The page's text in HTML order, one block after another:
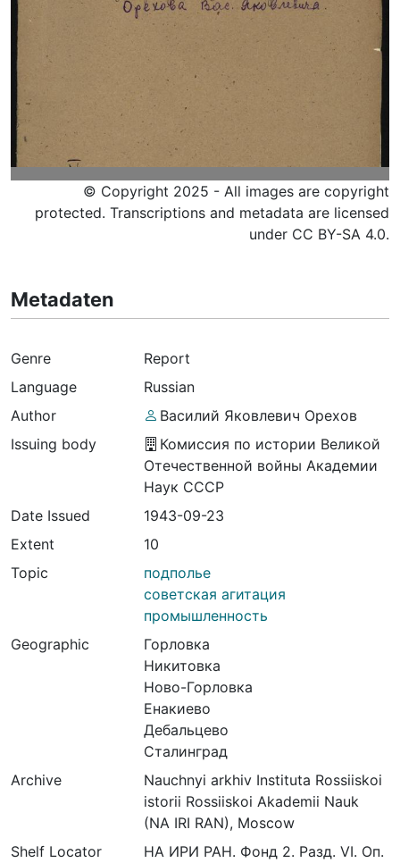
© Copyright 2025 - All images are copyright
protected. Transcriptions and metadata are licensed
under CC BY-SA 4.0.
Metadaten
Genre
Report
Language
Russian
Author
Василий Яковлевич Орехов
Issuing body
Комиссия по истории Великой
Отечественной войны Академии
Наук СССР
Date Issued
1943-09-23
Extent
10
Topic
подполье
советская агитация
промышленность
Geographic
Горловка
Никитовка
Ново-Горловка
Енакиево
Дебальцево
Сталинград
Archive
Nauchnyi arkhiv Instituta Rossiiskoi
istorii Rossiiskoi Akademii Nauk
(NA IRI RAN), Moscow
Shelf Locator
НА ИРИ РАН. Фонд 2. Разд. VI. Оп.